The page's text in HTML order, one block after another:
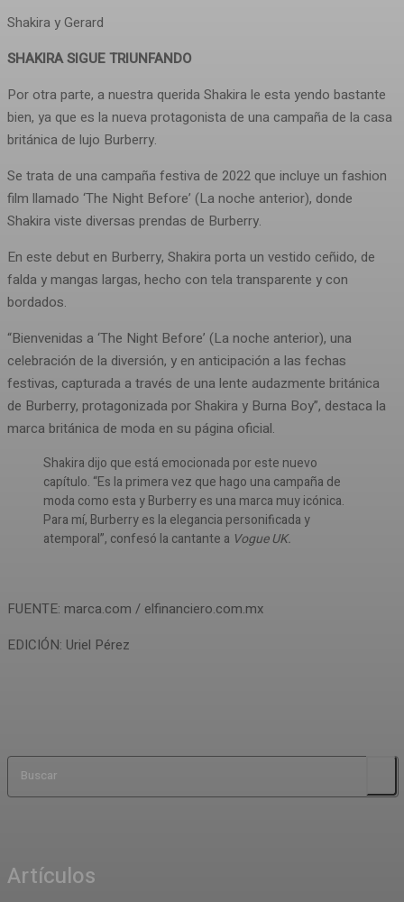
Shakira y Gerard
SHAKIRA SIGUE TRIUNFANDO
Por otra parte, a nuestra querida Shakira le esta yendo bastante
bien, ya que es la nueva protagonista de una campaña de la casa
británica de lujo Burberry.
Se trata de una campaña festiva de 2022 que incluye un fashion
film llamado ‘The Night Before’ (La noche anterior), donde
Shakira viste diversas prendas de Burberry.
En este debut en Burberry, Shakira porta un vestido ceñido, de
falda y mangas largas, hecho con tela transparente y con
bordados.
“Bienvenidas a ‘The Night Before’ (La noche anterior), una
celebración de la diversión, y en anticipación a las fechas
festivas, capturada a través de una lente audazmente británica
de Burberry, protagonizada por Shakira y Burna Boy”, destaca la
marca británica de moda en su página oficial.
Shakira dijo que está emocionada por este nuevo
capítulo. “Es la primera vez que hago una campaña de
moda como esta y Burberry es una marca muy icónica.
Para mí, Burberry es la elegancia personificada y
atemporal”, confesó la cantante a Vogue UK.
FUENTE: marca.com / elfinanciero.com.mx
EDICIÓN: Uriel Pérez
Buscar
Artículos